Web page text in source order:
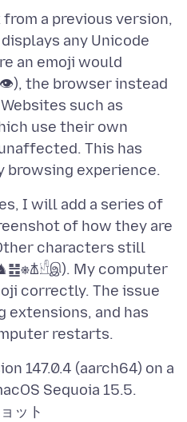
a previous version,
any Unicode
an emoji would
the browser instead
such as
use their own
This has
I will add a series of
of how they are
characters still
䷲⎈𐘢𓀺இ). My computer
correctly. The issue
and has
147.0.4 (aarch64) on a
ット